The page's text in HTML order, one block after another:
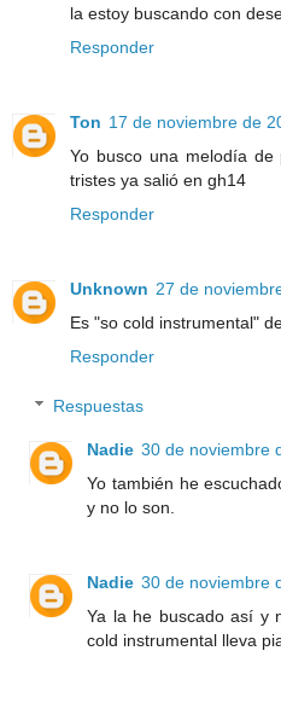
la estoy buscando con
Responder
Ton 17 de noviembre de
Yo busco una melodía
tristes ya salió en gh14
Responder
Unknown 27 de
Es "so cold instrumental"
Responder
Respuestas
Nadie 30 de noviembre
Yo también he
y no lo son.
Nadie 30 de noviembre
Ya la he buscado así y
cold instrumental lleva